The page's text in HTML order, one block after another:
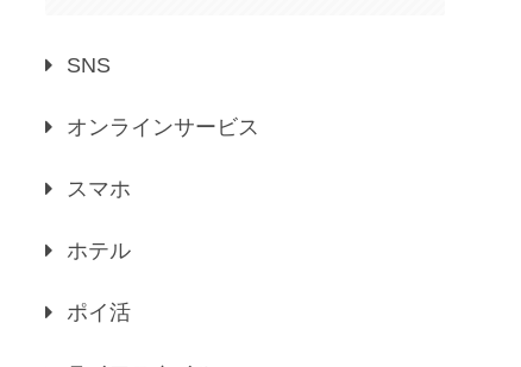
SNS
オンラインサービス
スマホ
ホテル
ポイ活